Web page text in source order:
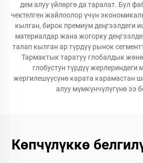
дем алуу үйлөргө да таралат. Бул
чектелген жайлоолор үчүн
кылган, бирок премиум деңгээлдеги
материалдар жана жогорку
талап кылган ар түрдүү рынок
Тармактык таратуу глобалдык
глобустун түрдүү жерлериндеги
жергилешүүсүнө карата карамастан
алуу мүмкүнчүлүгүнө ээ
Көпчүлүккө